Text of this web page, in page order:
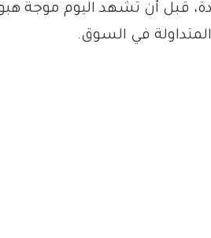
قبل أن تشهد اليوم
في السوق.